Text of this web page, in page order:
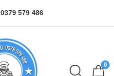
0379 579 486
0